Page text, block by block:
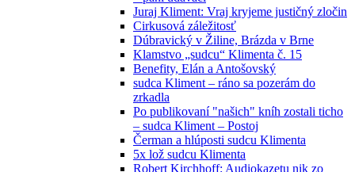
Juraj Kliment: Vraj kryjeme justičný zločin
Cirkusová záležitosť
Dúbravický v Žiline, Brázda v Brne
Klamstvo „sudcu“ Klimenta č. 15
Benefity, Elán a Antošovský
sudca Kliment – ráno sa pozerám do
zrkadla
Po publikovaní "našich" kníh zostali ticho
– sudca Kliment – Postoj
Čerman a hlúposti sudcu Klimenta
5x lož sudcu Klimenta
Robert Kirchhoff: Audiokazetu nik zo